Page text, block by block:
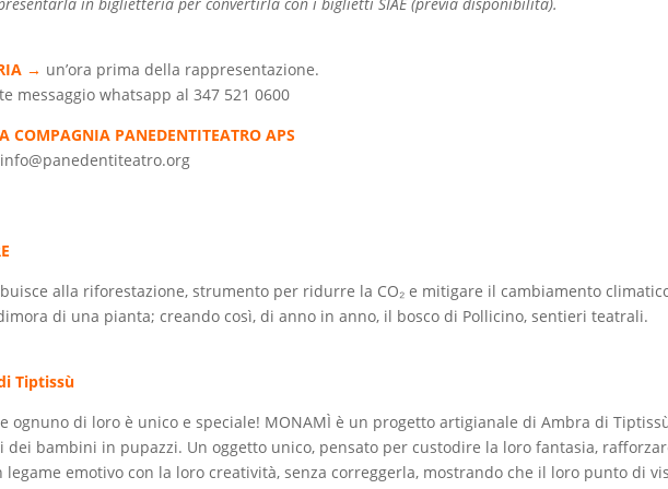
→ un’ora prima della rappresentazione.
messaggio whatsapp al 347 521 0600
COMPAGNIA PANEDENTITEATRO APS
alla riforestazione, strumento per ridurre la CO₂ e mitigare il cambiamento
di una pianta; creando così, di anno in anno, il bosco di Pollicino, sentieri teatrali.
Tiptissù
ognuno di loro è unico e speciale! MONAMÌ è un progetto artigianale di Ambra di
dei bambini in pupazzi. Un oggetto unico, pensato per custodire la loro fantasia,
legame emotivo con la loro creatività, senza correggerla, mostrando che il loro punto di